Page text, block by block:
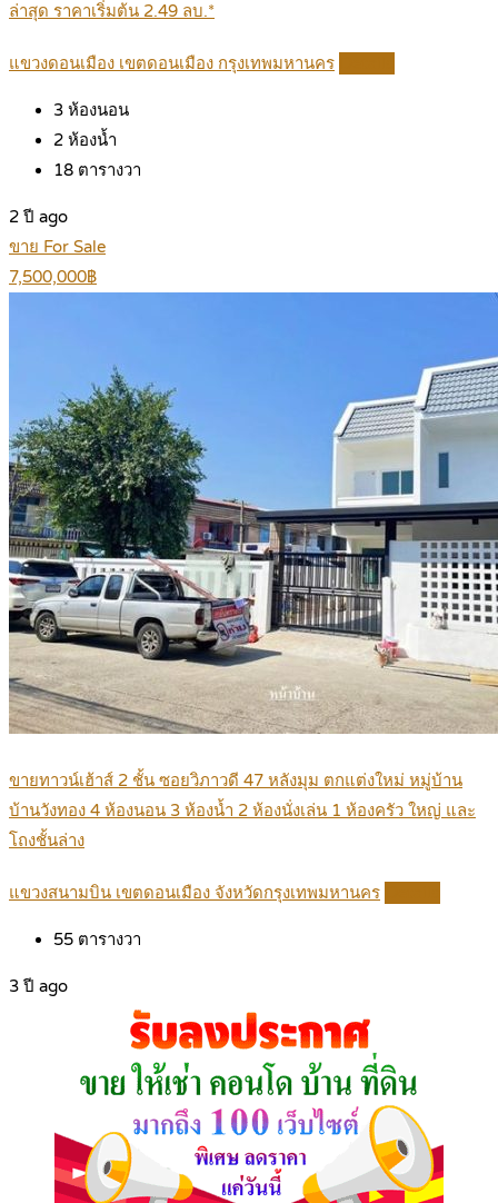
ล่าสุด ราคาเริ่มต้น 2.49 ลบ.*
แขวงดอนเมือง เขตดอนเมือง กรุงเทพมหานคร
3 ห้องนอน
2 ห้องน้ำ
18 ตารางวา
2 ปี ago
ขาย For Sale
7,500,000฿
ขายทาวน์เฮ้าส์ 2 ชั้น ซอยวิภาวดี 47 หลังมุม ตกแต่งใหม่ หมู่บ้าน
บ้านวังทอง 4 ห้องนอน 3 ห้องน้ำ 2 ห้องนั่งเล่น 1 ห้องครัว ใหญ่ และ
โถงชั้นล่าง
แขวงสนามบิน เขตดอนเมือง จังหวัดกรุงเทพมหานคร
55 ตารางวา
3 ปี ago